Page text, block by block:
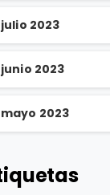
julio 2023
junio 2023
mayo 2023